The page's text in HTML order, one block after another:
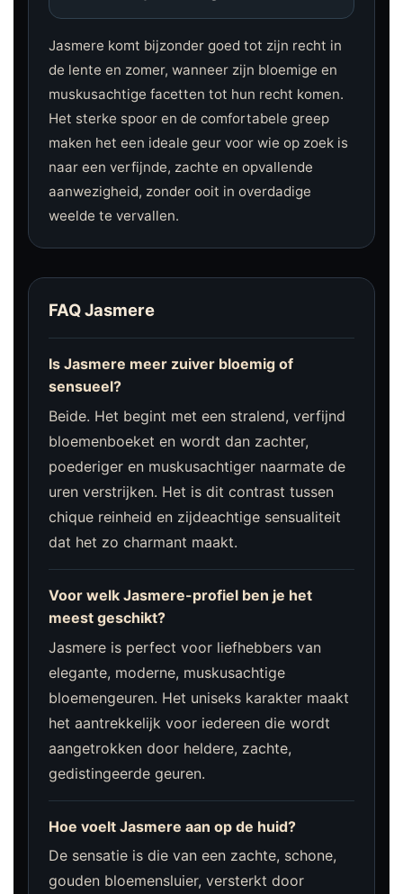
Jasmere komt bijzonder goed tot zijn recht in
de lente en zomer, wanneer zijn bloemige en
muskusachtige facetten tot hun recht komen.
Het sterke spoor en de comfortabele greep
maken het een ideale geur voor wie op zoek is
naar een verfijnde, zachte en opvallende
aanwezigheid, zonder ooit in overdadige
weelde te vervallen.
FAQ Jasmere
Is Jasmere meer zuiver bloemig of
sensueel?
Beide. Het begint met een stralend, verfijnd
bloemenboeket en wordt dan zachter,
poederiger en muskusachtiger naarmate de
uren verstrijken. Het is dit contrast tussen
chique reinheid en zijdeachtige sensualiteit
dat het zo charmant maakt.
Voor welk Jasmere-profiel ben je het
meest geschikt?
Jasmere is perfect voor liefhebbers van
elegante, moderne, muskusachtige
bloemengeuren. Het uniseks karakter maakt
het aantrekkelijk voor iedereen die wordt
aangetrokken door heldere, zachte,
gedistingeerde geuren.
Hoe voelt Jasmere aan op de huid?
De sensatie is die van een zachte, schone,
gouden bloemensluier, versterkt door